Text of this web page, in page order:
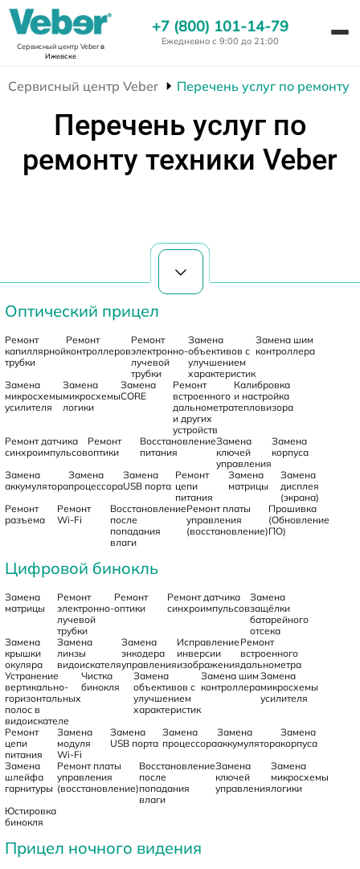
Сервисный центр Veberв
Ижевске
+7 (800) 101-14-79
Ежедневно с 9:00 до 21:00
Сервисный центр Veber Перечень услуг по ремонту
Перечень услуг по
ремонту техники Veber
Оптический прицел
Ремонт
капиллярной
трубки
Ремонт
контроллеров
Ремонт
электронно-
лучевой
трубки
Замена
объективов с
улучшением
характеристик
Замена шим
контроллера
Замена
микросхемы
усилителя
Замена
микросхемы
логики
Замена
CORE
Ремонт
встроенного
дальнометра
и других
устройств
Калибровка
и настройка
тепловизора
Ремонт датчика
синхроимпульсов
Ремонт
оптики
Восстановление
питания
Замена
ключей
управления
Замена
корпуса
Замена
аккумулятора
Замена
процессора
Замена
USB порта
Ремонт
цепи
питания
Замена
матрицы
Замена
дисплея
(экрана)
Ремонт
разъема
Ремонт
Wi-Fi
Восстановление
после
попадания
влаги
Ремонт платы
управления
(восстановление)
Прошивка
(Обновление
ПО)
Цифровой бинокль
Замена
матрицы
Ремонт
электронно-
лучевой
трубки
Ремонт
оптики
Ремонт датчика
синхроимпульсов
Замена
защёлки
батарейного
отсека
Замена
крышки
окуляра
Замена
линзы
видоискателя
Замена
энкодера
управления
Исправление
инверсии
изображения
Ремонт
встроенного
дальнометра
Устранение
вертикально-
горизонтальных
полос в
видоискателе
Чистка
бинокля
Замена
объективов с
улучшением
характеристик
Замена шим
контроллера
Замена
микросхемы
усилителя
Ремонт
цепи
питания
Замена
модуля
Wi-Fi
Замена
USB порта
Замена
процессора
Замена
аккумулятора
Замена
корпуса
Замена
шлейфа
гарнитуры
Ремонт платы
управления
(восстановление)
Восстановление
после
попадания
влаги
Замена
ключей
управления
Замена
микросхемы
логики
Юстировка
бинокля
Прицел ночного видения